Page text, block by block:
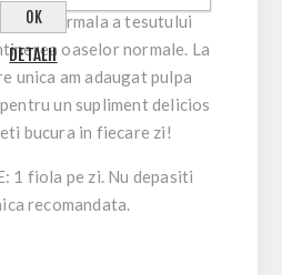
normala a tesutului
oaselor normale. La
unica am adaugat pulpa
un supliment delicios
bucura in fiecare zi!
1 fiola pe zi. Nu depasiti
recomandata.
OK
DETALII